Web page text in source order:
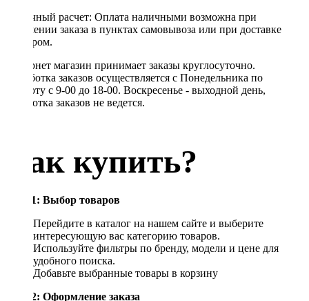
Наличный расчет: Оплата наличными возможна при
получении заказа в пунктах самовывоза или при доставке
курьером.
Интернет магазин принимает заказы круглосуточно.
Обработка заказов осуществляется с Понедельника по
Субботу с 9-00 до 18-00. Воскресенье - выходной день,
обработка заказов не ведется.
Как купить?
Шаг 1: Выбор товаров
Перейдите в каталог на нашем сайте и выберите
интересующую вас категорию товаров.
Используйте фильтры по бренду, модели и цене для
удобного поиска.
Добавьте выбранные товары в корзину
Шаг 2: Оформление заказа